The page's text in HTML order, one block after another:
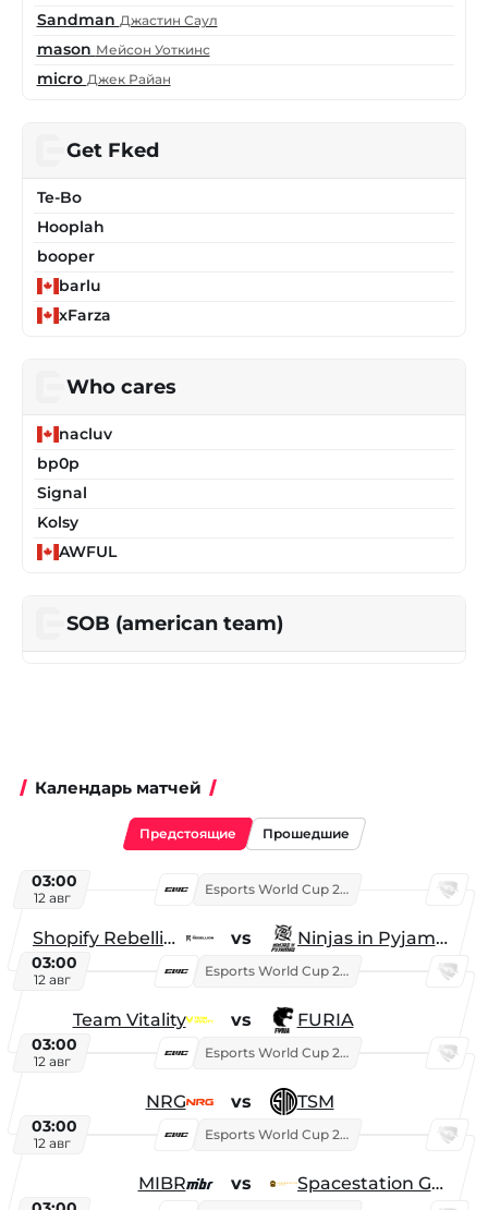
Sandman Джастин Саул
mason Мейсон Уоткинс
micro Джек Райан
Get Fked
Te-Bo
Hooplah
booper
barlu
xFarza
Who cares
nacluv
bp0p
Signal
Kolsy
AWFUL
SOB (american team)
Календарь матчей
Предстоящие Прошедшие
03:00
12 авг
Esports World Cup 2026
Shopify Rebellion vs Ninjas in Pyjamas
03:00
12 авг
Esports World Cup 2026
Team Vitality vs FURIA
03:00
12 авг
Esports World Cup 2026
NRG vs TSM
03:00
12 авг
Esports World Cup 2026
MIBR vs Spacestation Gaming